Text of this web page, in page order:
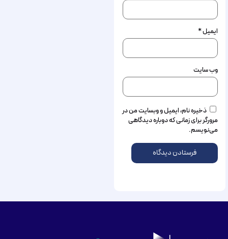
ایمیل*
وب‌ سایت
ذخیره نام، ایمیل و وبسایت من در
مرورگر برای زمانی که دوباره دیدگاهی
می‌نویسم.